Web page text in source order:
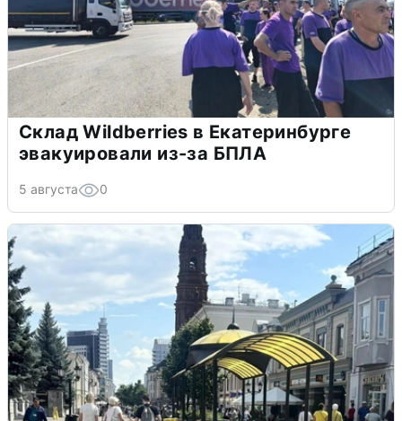
Склад Wildberries в Екатеринбурге
эвакуировали из-за БПЛА
5 августа 0